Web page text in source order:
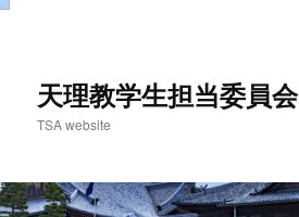
天理教学生担当委員
TSA website